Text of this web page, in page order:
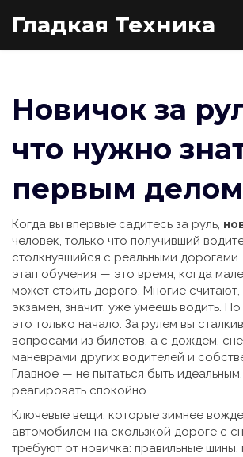
Гладкая Техника
Новичок за
что нужно
первым делом
Когда вы впервые садитесь за руль,
человек, только что получивший
столкнувшийся с реальными дорогами
этап обучения — это время, когда
может стоить дорого. Многие
экзамен, значит, уже умеешь водить.
это только начало. За рулем вы
вопросами из билетов, а с дождем,
маневрами других водителей и
Главное — не пытаться быть
реагировать спокойно.
Ключевые вещи, которые зимнее
автомобилем на скользкой дороге с
требуют от новичка: правильные шины,